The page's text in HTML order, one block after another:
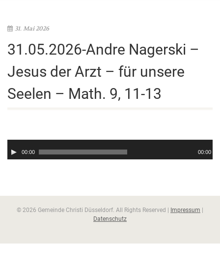
31. Mai 2026
31.05.2026-Andre Nagerski –
Jesus der Arzt – für unsere
Seelen – Math. 9, 11-13
Player00:00 00:00
© 2026 Gemeinde Christi Düsseldorf. All Rights Reserved | Impressum
Datenschutz